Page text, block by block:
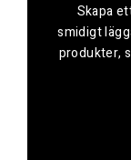
Skapa
smidigt
produkter,